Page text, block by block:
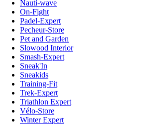
Nauti-wave
On-Fight
Padel-Expert
Pecheur-Store
Pet and Garden
Slowood Interior
Smash-Expert
Sneak'In
Sneakids
Training-Fit
Trek-Expert
Triathlon Expert
Vélo-Store
Winter Expert